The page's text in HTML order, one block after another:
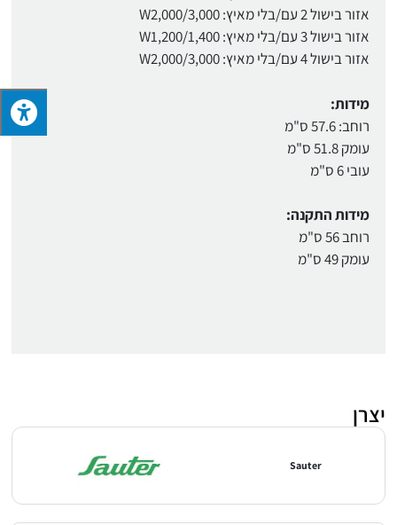
אזור בישול 2 עם/בלי מאיץ: W2,000/3,000
אזור בישול 3 עם/בלי מאיץ: W1,200/1,400
אזור בישול 4 עם/בלי מאיץ: W2,000/3,000
מידות:
רוחב: 57.6 ס"מ
עומק 51.8 ס"מ
עובי 6 ס"מ
מידות התקנה:
רוחב 56 ס"מ
עומק 49 ס"מ
יצרן
Sauter